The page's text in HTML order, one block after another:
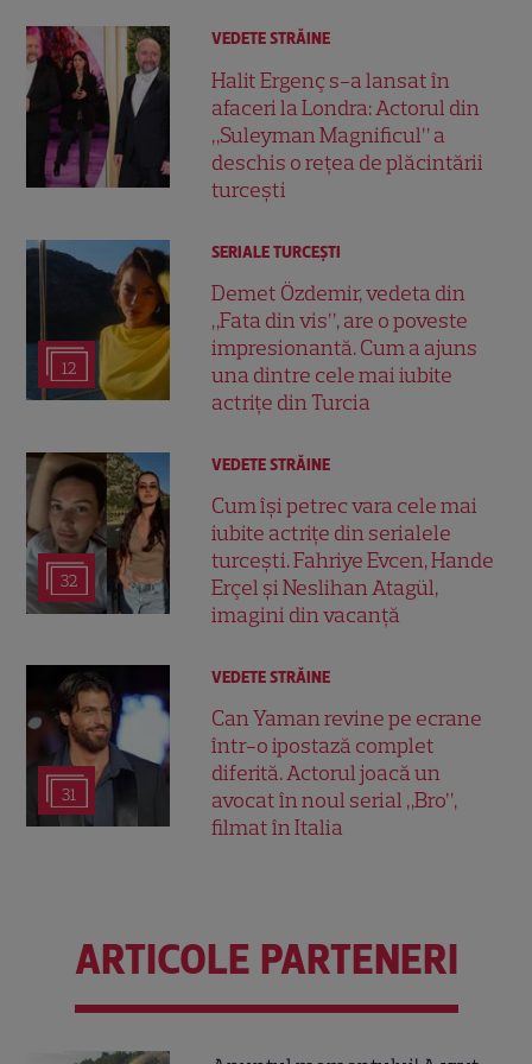
VEDETE STRĂINE
Halit Ergenç s-a lansat în
afaceri la Londra: Actorul din
„Suleyman Magnificul” a
deschis o rețea de plăcintării
turcești
12
SERIALE TURCEŞTI
Demet Özdemir, vedeta din
„Fata din vis”, are o poveste
impresionantă. Cum a ajuns
una dintre cele mai iubite
actrițe din Turcia
32
VEDETE STRĂINE
Cum își petrec vara cele mai
iubite actrițe din serialele
turcești. Fahriye Evcen, Hande
Erçel și Neslihan Atagül,
imagini din vacanță
31
VEDETE STRĂINE
Can Yaman revine pe ecrane
într-o ipostază complet
diferită. Actorul joacă un
avocat în noul serial „Bro”,
filmat în Italia
ARTICOLE PARTENERI